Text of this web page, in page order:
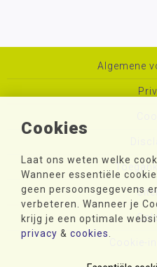
Cookies
Laat ons weten welke
Wanneer essentiële
geen persoonsgegevens
verbeteren. Wanneer je
krijg je een optimale
privacy & cookies
Algemene